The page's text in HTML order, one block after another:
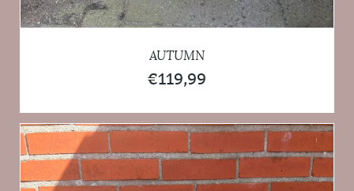
AUTUMN
€119,99